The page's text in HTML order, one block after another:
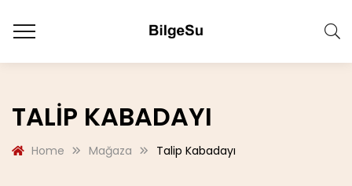
TALIP KABADAYI
Home Mağaza Talip Kabadayı